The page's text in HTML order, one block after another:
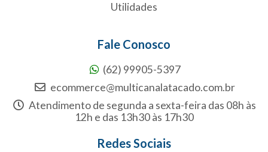
Utilidades
Fale Conosco
(62) 99905-5397
ecommerce@multicanalatacado.com.br
Atendimento de segunda a sexta-feira das 08h às
12h e das 13h30 às 17h30
Redes Sociais